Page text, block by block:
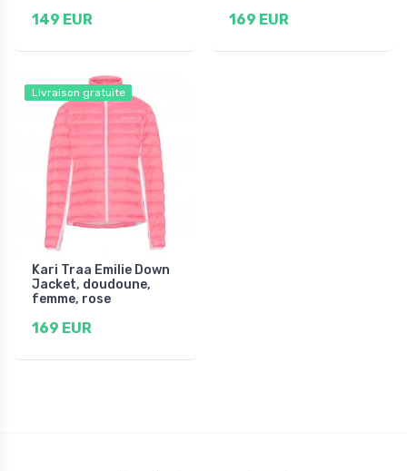
149 EUR 169 EUR
Livraison gratuite
Kari Traa Emilie Down
Jacket, doudoune,
femme, rose
169 EUR